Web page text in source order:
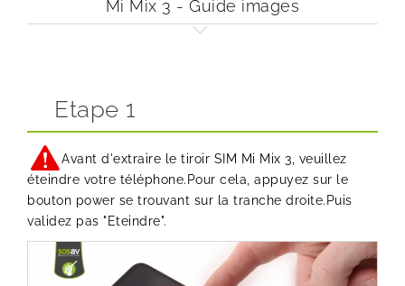
Mi Mix 3 - Guide images
Etape 1
Avant d'extraire le tiroir SIM Mi Mix 3, veuillez
éteindre votre téléphone.Pour cela, appuyez sur le
bouton power se trouvant sur la tranche droite.Puis
validez pas "Eteindre".